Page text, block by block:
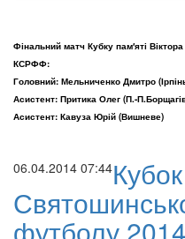
Фінальний матч Кубку пам′яті
КСРФФ:
Головний: Мельниченко Дмитро
Асистент: Притика Олег (П.-
Асистент: Кавуза Юрій (Вишневе)
06.04.2014 07:44